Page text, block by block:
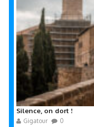
Silence, on dort !
Gigatour 0